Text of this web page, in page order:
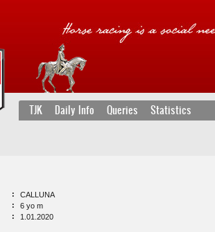
TJK Daily Info Queries Statistics
CALLUNA
6 yo m
1.01.2020